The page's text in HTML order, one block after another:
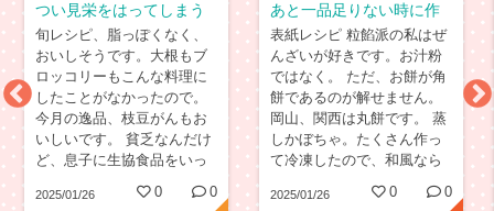
つい見栄をはってしまう
こと
旬レシピ、脂っぽくなく、
おいしそうです。大根もブ
ロッコリーもこんな料理に
したことがなかったので。
今月の逸品、枝豆がんもお
いしいです。 貧乏なんだけ
ど、息子に生協食品をいっ
余ってるんじゃなくて息子
2025/01/26 0 0
あと一品足りない時に作
るおかず
表紙レシピ 粒餡派の私はぜ
んざいが好きです。お汁粉
ではなく。 ただ、お餅が角
餅であるのが解せません。
岡山、関西は丸餅です。 蒸
しかぼちゃ。たくさん作っ
て冷凍したので、和風なら
ネーズでサラダ、バターで
2025/01/26 0 0